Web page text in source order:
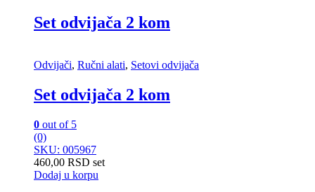
Set odvijača 2 kom
Odvijači, Ručni alati, Setovi odvijača
Set odvijača 2 kom
0 out of 5
(0)
SKU: 005967
460,00 RSD set
Dodaj u korpu